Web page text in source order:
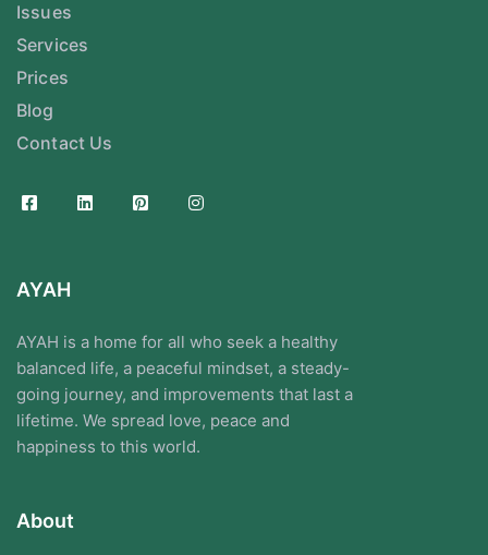
Issues
Services
Prices
Blog
Contact Us
AYAH
AYAH is a home for all who seek a healthy
balanced life, a peaceful mindset, a steady-
going journey, and improvements that last a
lifetime. We spread love, peace and
happiness to this world.
About